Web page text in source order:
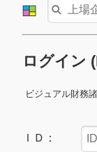
ログイン
ビジュアル財務
ＩＤ：